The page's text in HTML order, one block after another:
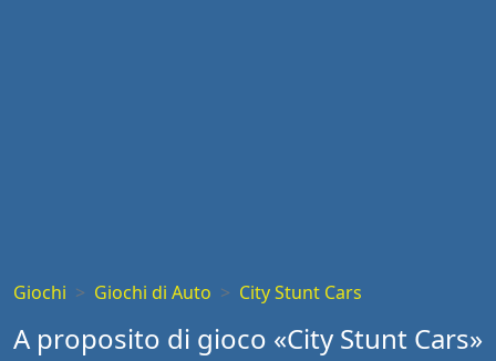
Giochi Giochi di Auto City Stunt Cars
A proposito di gioco «City Stunt Cars»